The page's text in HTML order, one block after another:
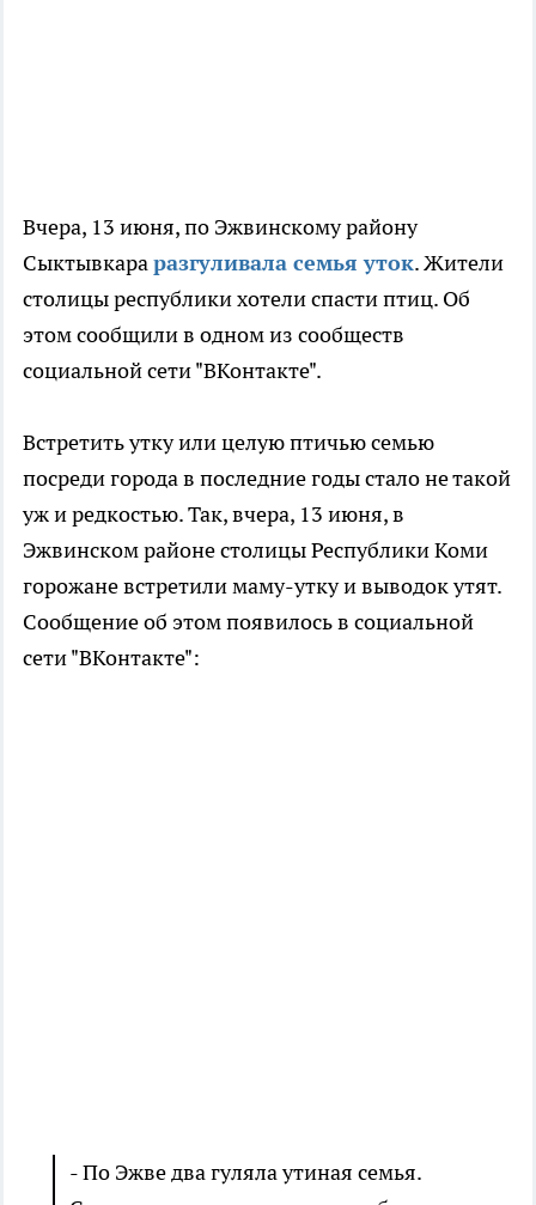
Вчера, 13 июня, по Эжвинскому району
Сыктывкараразгуливала семья уток. Жители
столицы республики хотели спасти птиц. Об
этом сообщили в одном из сообществ
социальной сети "ВКонтакте".
Встретить утку или целую птичью семью
посреди города в последние годы стало не такой
уж и редкостью. Так, вчера, 13 июня, в
Эжвинском районе столицы Республики Коми
горожане встретили маму-утку и выводок утят.
Сообщение об этом появилось в социальной
сети "ВКонтакте":
- По Эжве два гуляла утиная семья.